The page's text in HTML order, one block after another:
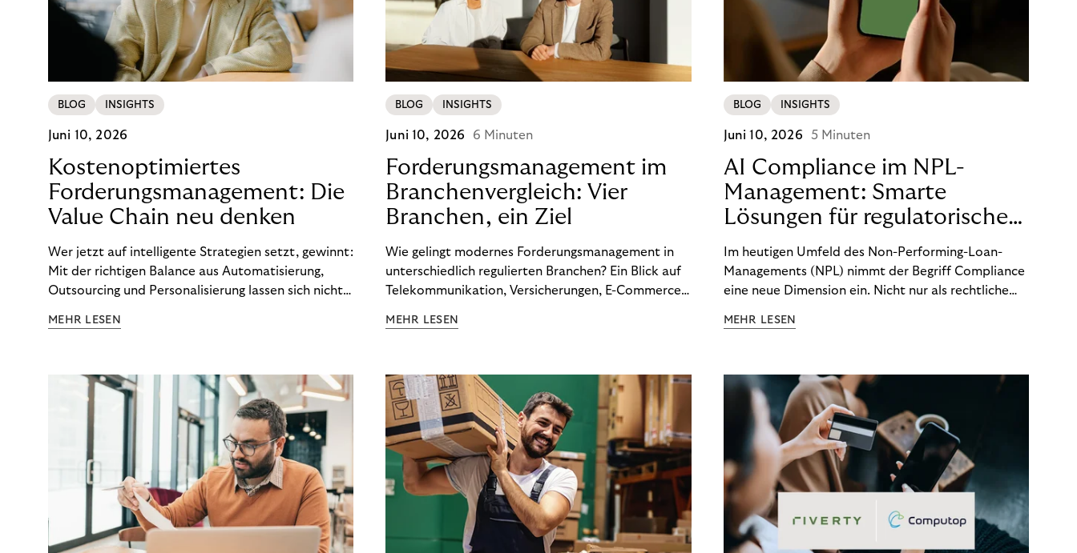
BLOG INSIGHTS
Juni 10, 2026
Kostenoptimiertes
Forderungsmanagement: Die
Value Chain neu denken
Wer jetzt auf intelligente Strategien setzt, gewinnt:
Mit der richtigen Balance aus Automatisierung,
Outsourcing und Personalisierung lassen sich nicht
Ergebnisse sichern. Riverty zeigt, wie Recovery-
MEHR LESEN
BLOG INSIGHTS
Juni 10, 2026 6 Minuten
Forderungsmanagement im
Branchenvergleich: Vier
Branchen, ein Ziel
Wie gelingt modernes Forderungsmanagement in
unterschiedlich regulierten Branchen? Ein Blick auf
Telekommunikation, Versicherungen, E-Commerce
wirksam reduzieren will, braucht keine
MEHR LESEN
BLOG INSIGHTS
Juni 10, 2026 5 Minuten
AI Compliance im NPL-
Management: Smarte
Lösungen für regulatorische
Sicherheit
Im heutigen Umfeld des Non-Performing-Loan-
Managements (NPL) nimmt der Begriff Compliance
eine neue Dimension ein. Nicht nur als rechtliche
Wettbewerbsvorteil. In einem Umfeld steigender
(DSGVO) – geraten viele Unternehmen an die
Grenzen traditioneller Compliance-Mechanismen.
MEHR LESEN